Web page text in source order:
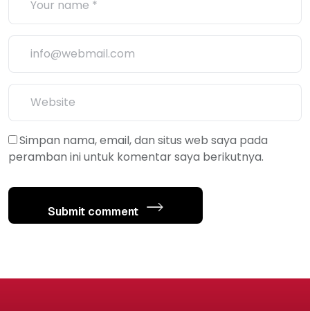
Simpan nama, email, dan situs web saya pada
peramban ini untuk komentar saya berikutnya.
Submit comment